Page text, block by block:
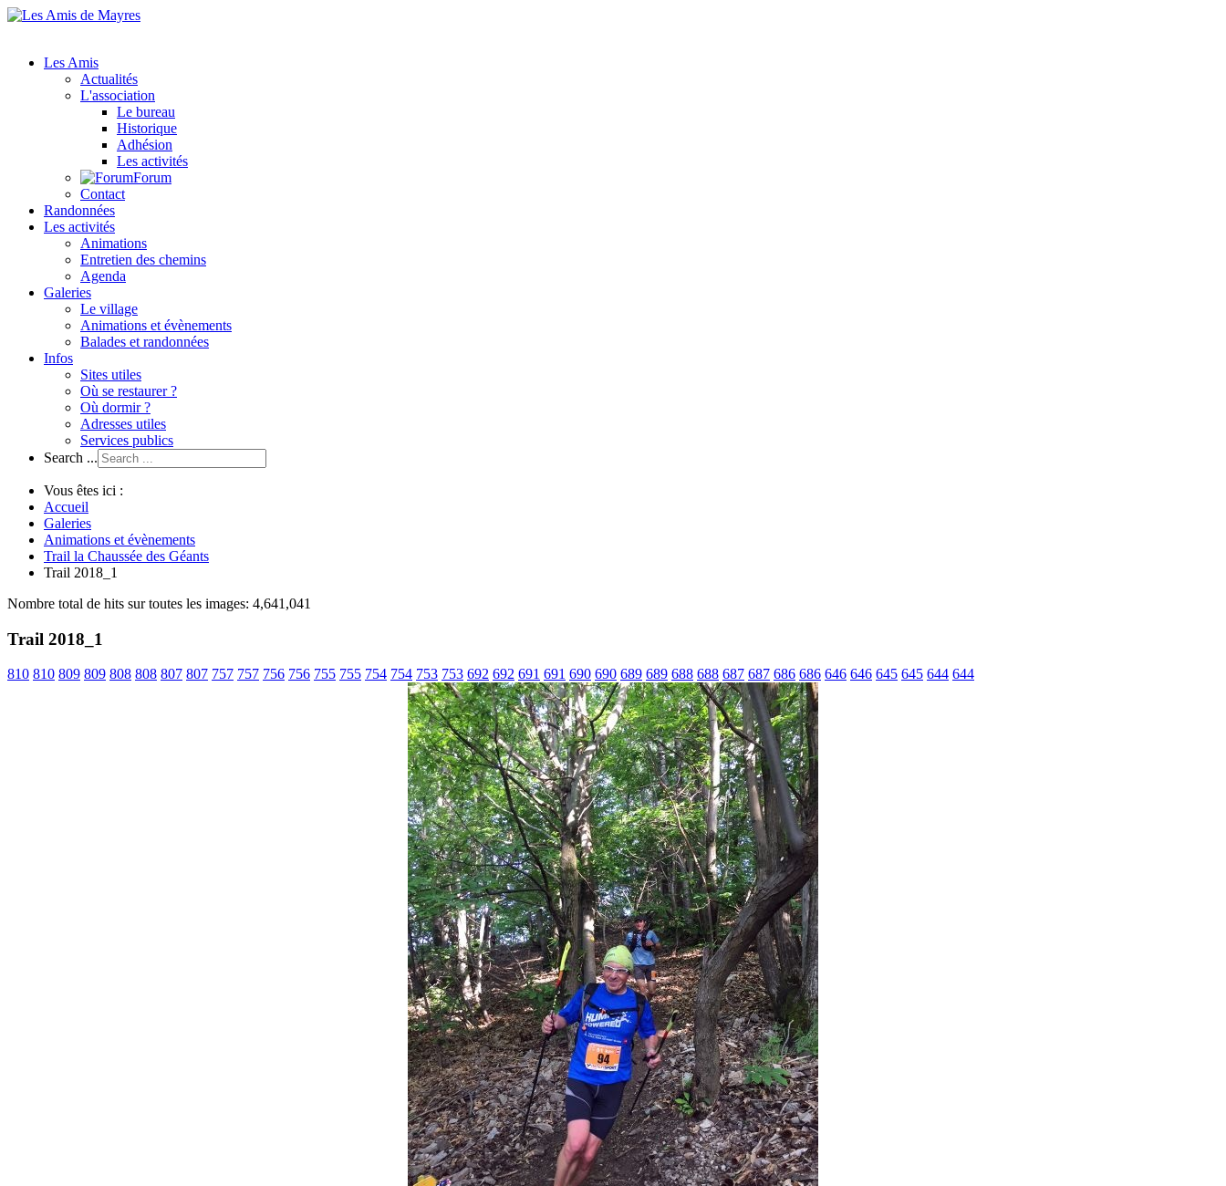
Les Amis
Actualités
L'association
Le bureau
Historique
Adhésion
Les activités
Forum
Contact
Randonnées
Les activités
Animations
Entretien des chemins
Agenda
Galeries
Le village
Animations et évènements
Balades et randonnées
Infos
Sites utiles
Où se restaurer ?
Où dormir ?
Adresses utiles
Services publics
Search ...
Vous êtes ici :
Accueil
Galeries
Animations et évènements
Trail la Chaussée des Géants
Trail 2018_1
Nombre total de hits sur toutes les images: 4,641,041
Trail 2018_1
810 810 809 809 808 808 807 807 757 757 756 756 755 755 754 754 753 753 692 692 691 691 690 690 689 689 688 688 687 687 686 686 646 646 645 645 644 644